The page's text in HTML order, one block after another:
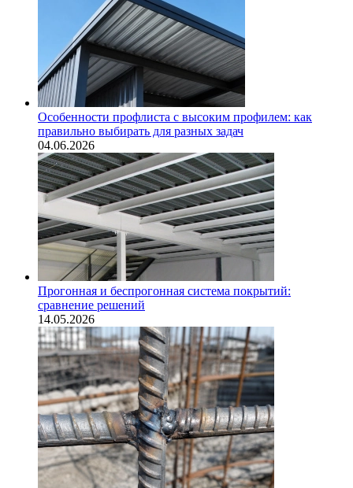
Особенности профлиста с высоким профилем: как
правильно выбирать для разных задач
04.06.2026
Прогонная и беспрогонная система покрытий:
сравнение решений
14.05.2026